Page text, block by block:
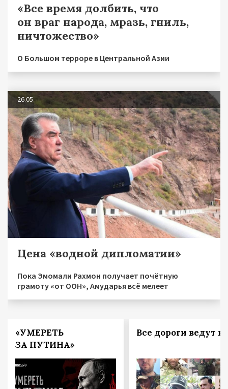
«Все время долбить, что
он враг народа, мразь, гниль,
ничтожество»
О Большом терроре в Центральной Азии
26.05
Цена «водной дипломатии»
Пока Эмомали Рахмон получает почётную
грамоту «от ООН», Амударья всё мелеет
«УМЕРЕТЬ
ЗА ПУТИНА»
Все дороги ведут в